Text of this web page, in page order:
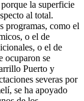
la superficie
al total.
programas, como el
o el de
o el de
ocuparon se
Puerto y
severas por
se ha apoyado